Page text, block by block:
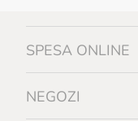
SPESA ONLINE
NEGOZI